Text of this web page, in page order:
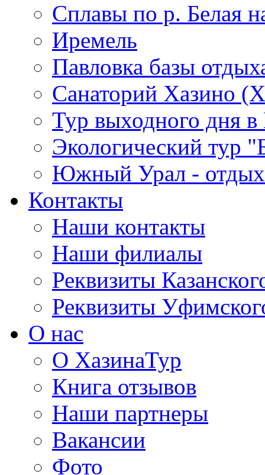
Cплавы по р. Белая
Иремель
Павловка базы
Санаторий Хазино
Тур выходного дня в
Экологический тур
Южный Урал - отдых
Контакты
Наши контакты
Наши филиалы
Реквизиты
Реквизиты
О нас
О ХазинаТур
Книга отзывов
Наши партнеры
Вакансии
Фото